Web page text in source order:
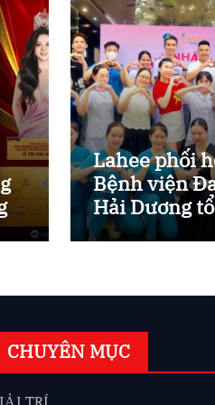
Lahee phối
Bệnh viện
Hải Dương
“Ngày Chủ
CHUYÊN MỤC